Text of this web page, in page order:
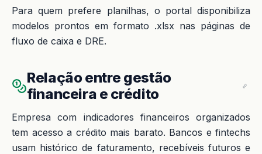
Para quem prefere planilhas, o portal disponibiliza
modelos prontos em formato .xlsx nas páginas de
fluxo de caixa e DRE.
Relação entre gestão
financeira e crédito
Empresa com indicadores financeiros organizados
tem acesso a crédito mais barato. Bancos e fintechs
usam histórico de faturamento, recebíveis futuros e